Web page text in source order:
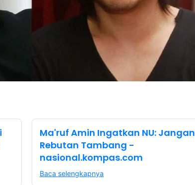
Ma'ruf Amin Ingatkan NU: Jangan
Rebutan Tambang -
nasional.kompas.com
Baca selengkapnya